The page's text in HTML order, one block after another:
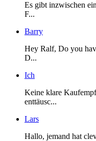
Es gibt inzwischen
F...
Barry
Hey Ralf, Do you
D...
Ich
Keine klare
enttäusc...
Lars
Hallo, jemand hat